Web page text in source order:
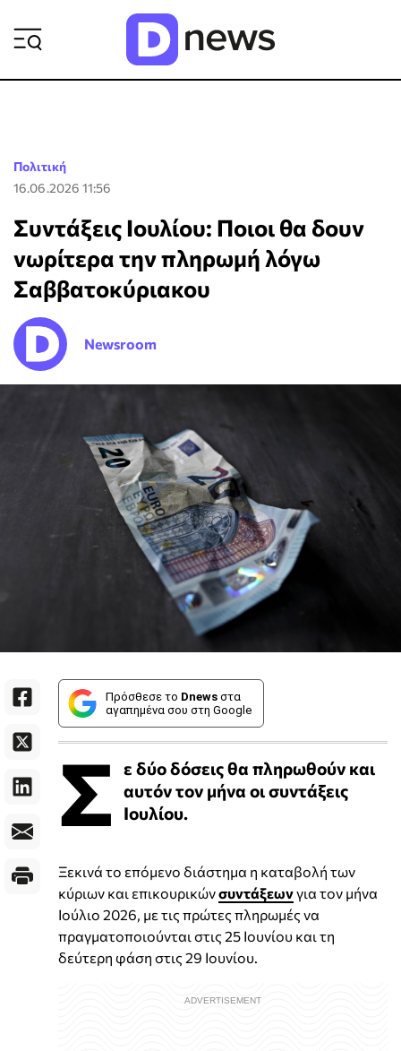
Πολιτική
16.06.2026 11:56
Συντάξεις Ιουλίου: Ποιοι θα δουν
νωρίτερα την πληρωμή λόγω
Σαββατοκύριακου
Newsroom
Πρόσθεσε το Dnews στα
αγαπημένα σου στη Google
Σ ε δύο δόσεις θα πληρωθούν και
αυτόν τον μήνα οι συντάξεις
Ιουλίου.
Ξεκινά το επόμενο διάστημα η καταβολή των
κύριων και επικουρικώνσυντάξεωνγια τον μήνα
Ιούλιο 2026, με τις πρώτες πληρωμές να
πραγματοποιούνται στις 25 Ιουνίου και τη
δεύτερη φάση στις 29 Ιουνίου.